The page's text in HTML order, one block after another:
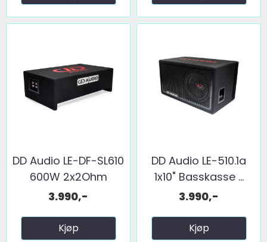
DD Audio LE-DF-SL610
600W 2x2Ohm
3.990,-
Kjøp
DD Audio LE-510.1a
1x10" Basskasse ...
3.990,-
Kjøp